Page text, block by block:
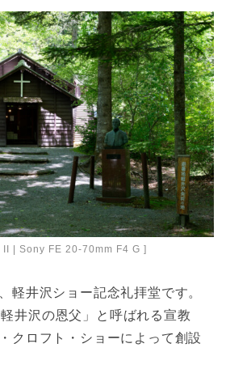
II | Sony FE 20-70mm F4 G ]
軽井沢ショー記念礼拝堂です。
井沢の恩父」と呼ばれる宣教
クロフト・ショーによって創設